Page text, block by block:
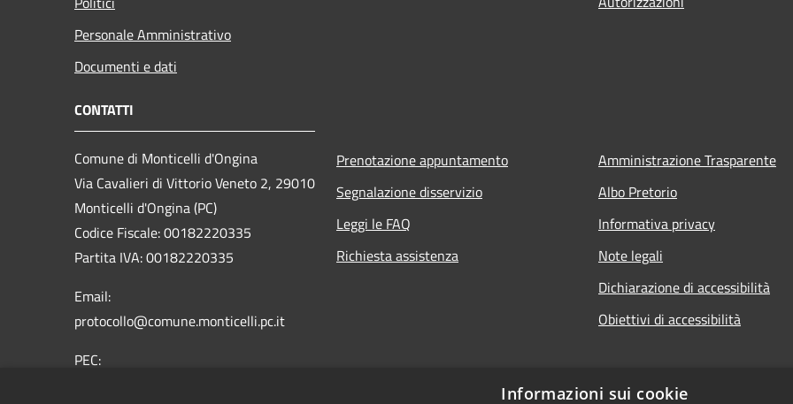
Personale Amministrativo
Documenti e dati
CONTATTI
Comune di Monticelli d'Ongina
Via Cavalieri di Vittorio Veneto 2, 29010
Monticelli d'Ongina (PC)
Codice Fiscale: 00182220335
Partita IVA: 00182220335
Email:
protocollo@comune.monticelli.pc.it
PEC:
Prenotazione appuntamento
Segnalazione disservizio
Leggi le FAQ
Richiesta assistenza
Amministrazione Trasparente
Albo Pretorio
Informativa privacy
Note legali
Dichiarazione di accessibilità
Obiettivi di accessibilità
Informazioni sui cookie